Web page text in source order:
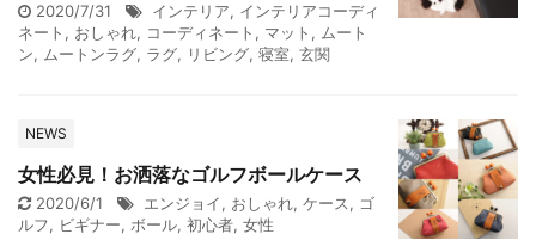
2020/7/31 インテリア, インテリアコーディ
ネート , おしゃれ, コーディネート , マット , ムート
ン, ムートンラグ, ラグ, リビング, 寝室, 玄関
NEWS
女性必見！お洒落なゴルフボールケース
2020/6/1 エンジョイ, おしゃれ, ケース, ゴ
ルフ, ビギナー, ボール, 初心者, 女性